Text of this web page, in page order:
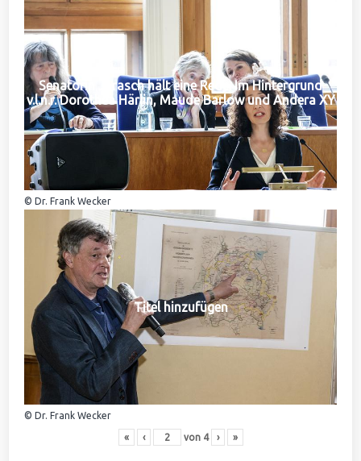
Senatorin Jarasch hält eine Rede. Im Hintergrund
v.l.n.r. Dorothea Härlin, Maude Barlow und Andera XY
© Dr. Frank Wecker
Titel hinzufügen
© Dr. Frank Wecker
« ‹ von 4 › »